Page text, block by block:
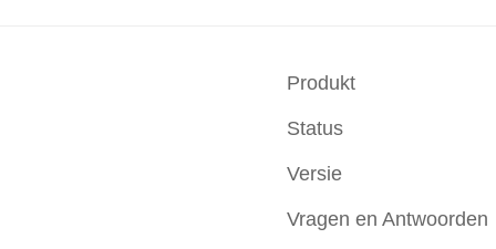
Produkt
Status
Versie
Vragen en Antwoorden